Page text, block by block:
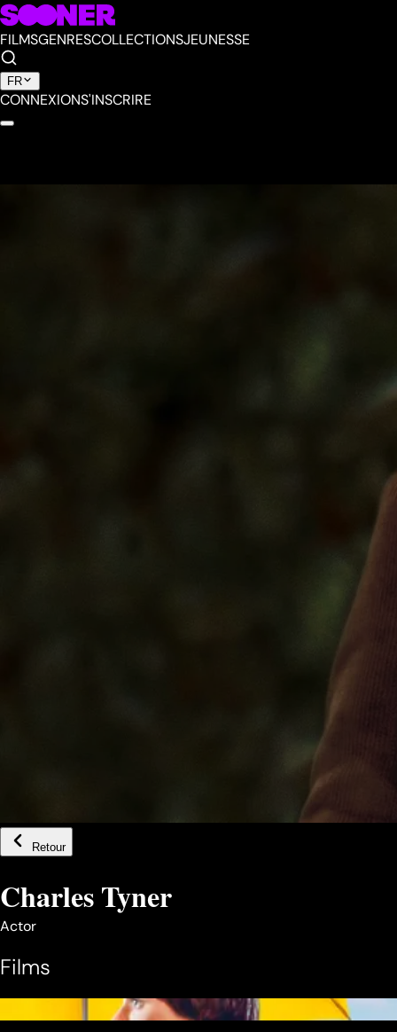
FILMSGENRESCOLLECTIONSJEUNESSE
FR
CONNEXIONS'INSCRIRE
Retour
Charles Tyner
Actor
Films